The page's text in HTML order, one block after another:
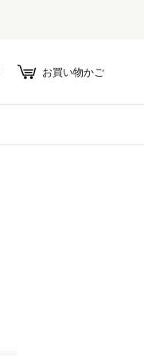
お買い物かご